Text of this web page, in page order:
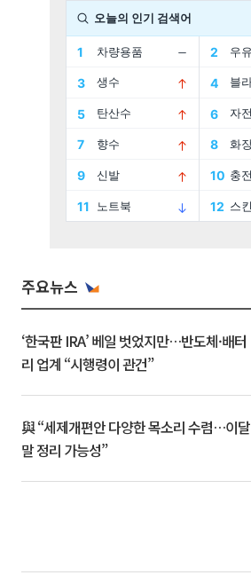
주요뉴스
‘한국판 IRA’ 베일 벗었지만…반도체·배터
리 업계 “시행령이 관건”
與 “세제개편안 다양한 목소리 수렴…이달
말 정리 가능성”